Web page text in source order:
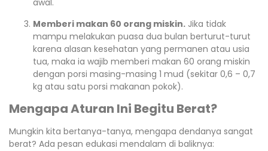
awal.
Memberi makan 60 orang miskin. Jika tidak
mampu melakukan puasa dua bulan berturut-turut
karena alasan kesehatan yang permanen atau usia
tua, maka ia wajib memberi makan 60 orang miskin
dengan porsi masing-masing 1 mud (sekitar 0,6 – 0,7
kg atau satu porsi makanan pokok).
Mengapa Aturan Ini Begitu Berat?
Mungkin kita bertanya-tanya, mengapa dendanya sangat
berat? Ada pesan edukasi mendalam di baliknya: